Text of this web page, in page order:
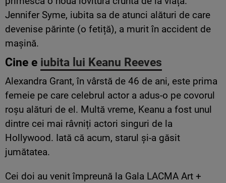
Jennifer Syme, iubita sa de atunci alături de care
devenise părinte (o fetiță), a murit în accident de
mașină.
Cine e iubita lui Keanu Reeves
Alexandra Grant, în vârstă de 46 de ani, este prima
femeie pe care celebrul actor a adus-o pe covorul
roșu alături de el. Multă vreme, Keanu a fost unul
dintre cei mai râvniți actori singuri de la
Hollywood. Iată că acum, starul și-a găsit
jumătatea.
Cei doi au venit împreună la Gala LACMA Art +